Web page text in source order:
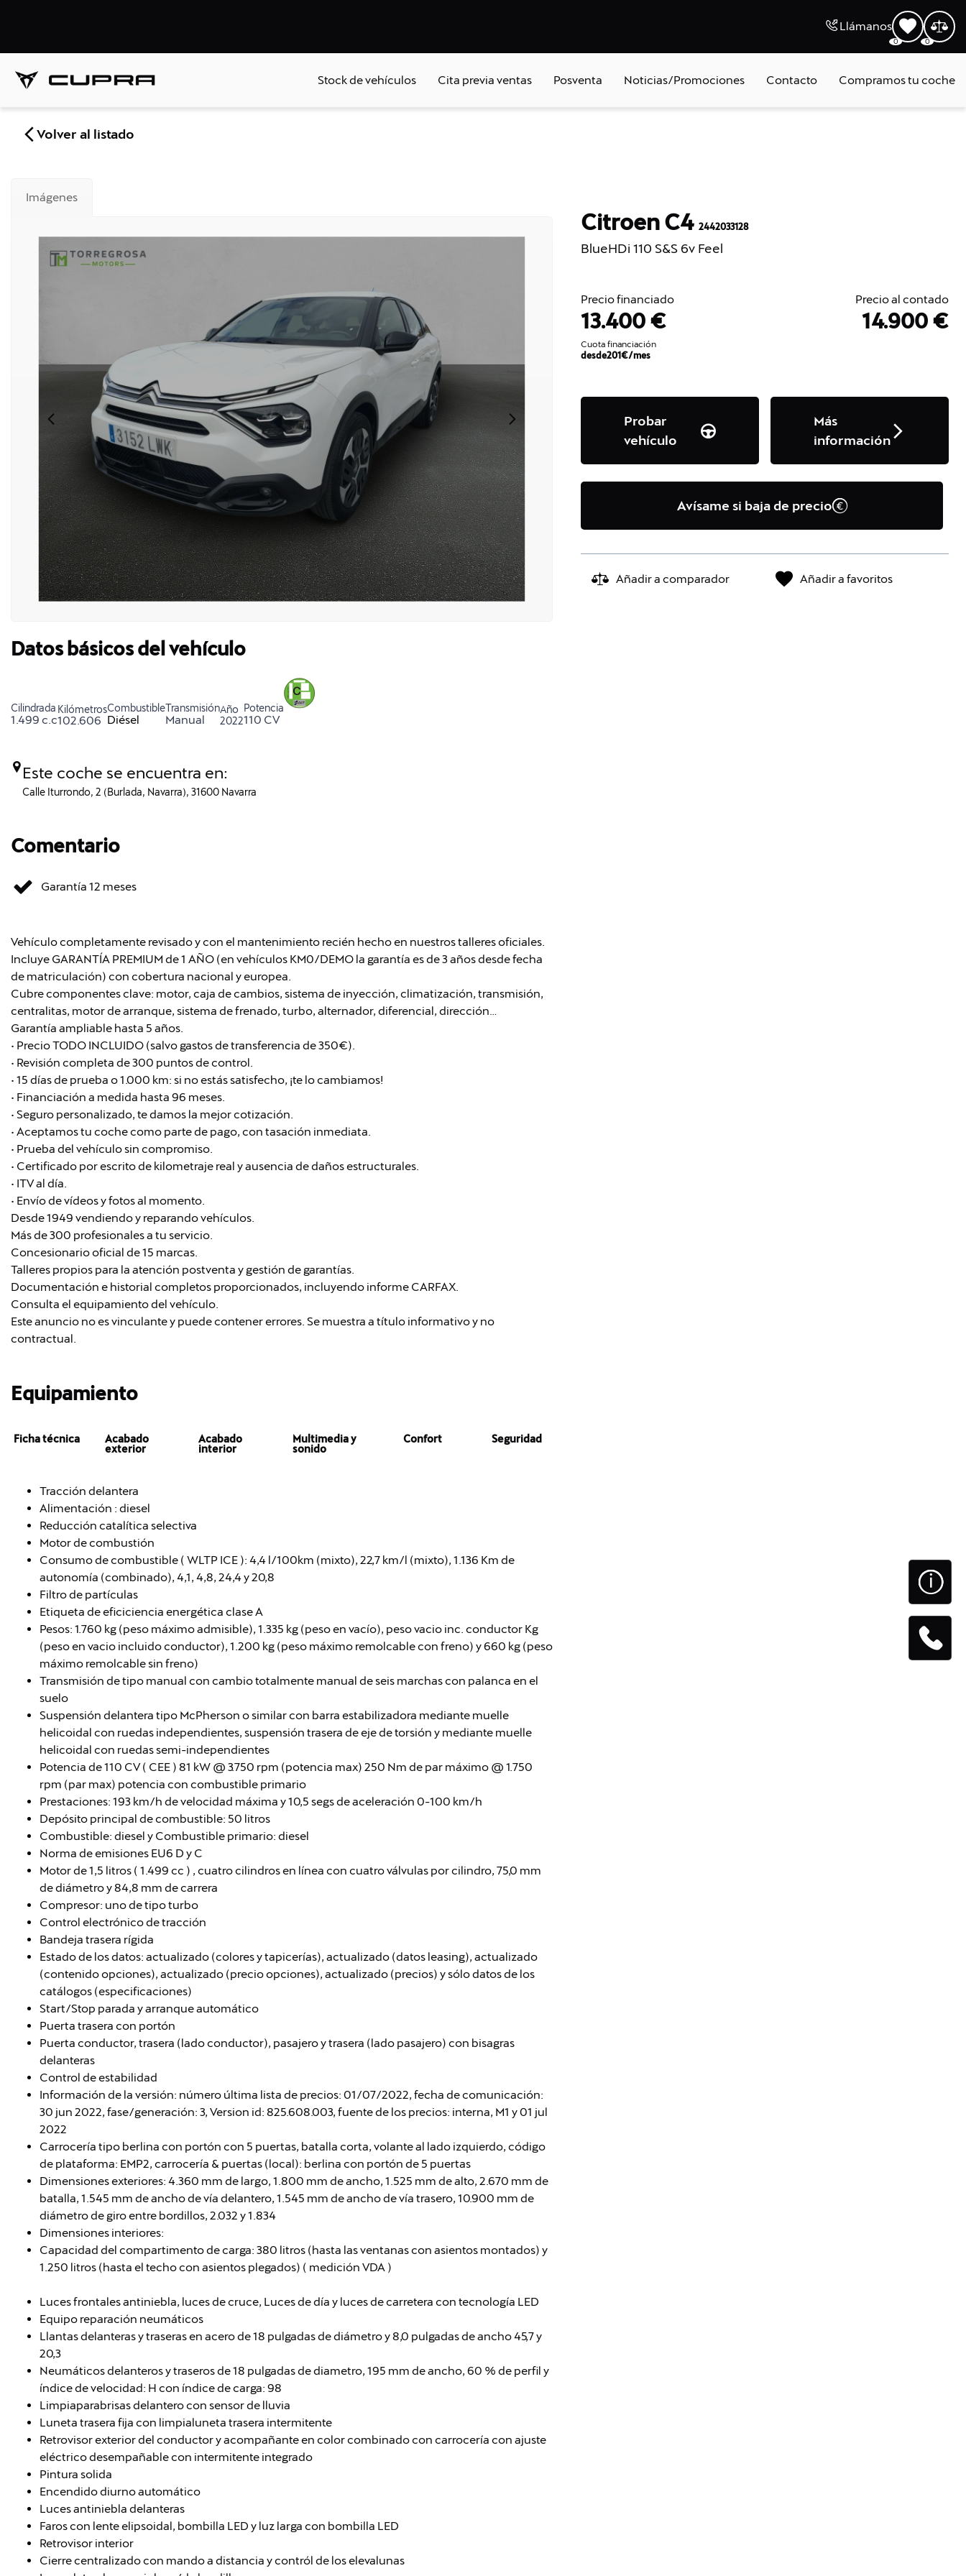
Llámanos
0 0
Stock de vehículos Cita previa ventas Posventa Noticias/Promociones Contacto Compramos tu coche
Volver al listado
Imágenes
Citroen C4 2442033128
BlueHDi 110 S&S 6v Feel
Precio financiado
13.400 €
Cuota financiación
desde201€/mes
Precio al contado
14.900 €
Probar
vehículo
Más
información
Avísame si baja de precio
Añadir a comparador Añadir a favoritos
Datos básicos del vehículo
Cilindrada
1.499 c.c
Kilómetros
102.606
Combustible
Diésel
Transmisión
Manual
Año
2022
Potencia
110 CV
Este coche se encuentra en:
Calle Iturrondo, 2 (Burlada, Navarra), 31600 Navarra
Comentario
Garantía 12 meses
Vehículo completamente revisado y con el mantenimiento recién hecho en nuestros talleres oficiales.
Incluye GARANTÍA PREMIUM de 1 AÑO (en vehículos KM0/DEMO la garantía es de 3 años desde fecha
de matriculación) con cobertura nacional y europea.
Cubre componentes clave: motor, caja de cambios, sistema de inyección, climatización, transmisión,
centralitas, motor de arranque, sistema de frenado, turbo, alternador, diferencial, dirección…
Garantía ampliable hasta 5 años.
• Precio TODO INCLUIDO (salvo gastos de transferencia de 350€).
• Revisión completa de 300 puntos de control.
• 15 días de prueba o 1.000 km: si no estás satisfecho, ¡te lo cambiamos!
• Financiación a medida hasta 96 meses.
• Seguro personalizado, te damos la mejor cotización.
• Aceptamos tu coche como parte de pago, con tasación inmediata.
• Prueba del vehículo sin compromiso.
• Certificado por escrito de kilometraje real y ausencia de daños estructurales.
• ITV al día.
• Envío de vídeos y fotos al momento.
Desde 1949 vendiendo y reparando vehículos.
Más de 300 profesionales a tu servicio.
Concesionario oficial de 15 marcas.
Talleres propios para la atención postventa y gestión de garantías.
Documentación e historial completos proporcionados, incluyendo informe CARFAX.
Consulta el equipamiento del vehículo.
Este anuncio no es vinculante y puede contener errores. Se muestra a título informativo y no
contractual.
Equipamiento
Ficha técnica
Tracción delantera
Alimentación : diesel
Reducción catalítica selectiva
Motor de combustión
Consumo de combustible ( WLTP ICE ): 4,4 l/100km (mixto), 22,7 km/l (mixto), 1.136 Km de
autonomía (combinado), 4,1, 4,8, 24,4 y 20,8
Filtro de partículas
Etiqueta de eficiciencia energética clase A
Pesos: 1.760 kg (peso máximo admisible), 1.335 kg (peso en vacío), peso vacio inc. conductor Kg
(peso en vacio incluido conductor), 1.200 kg (peso máximo remolcable con freno) y 660 kg (peso
máximo remolcable sin freno)
Transmisión de tipo manual con cambio totalmente manual de seis marchas con palanca en el
suelo
Suspensión delantera tipo McPherson o similar con barra estabilizadora mediante muelle
helicoidal con ruedas independientes, suspensión trasera de eje de torsión y mediante muelle
helicoidal con ruedas semi-independientes
Potencia de 110 CV ( CEE ) 81 kW @ 3.750 rpm (potencia max) 250 Nm de par máximo @ 1.750
rpm (par max) potencia con combustible primario
Prestaciones: 193 km/h de velocidad máxima y 10,5 segs de aceleración 0-100 km/h
Depósito principal de combustible: 50 litros
Combustible: diesel y Combustible primario: diesel
Norma de emisiones EU6 D y C
Motor de 1,5 litros ( 1.499 cc ) , cuatro cilindros en línea con cuatro válvulas por cilindro, 75,0 mm
de diámetro y 84,8 mm de carrera
Compresor: uno de tipo turbo
Control electrónico de tracción
Bandeja trasera rígida
Estado de los datos: actualizado (colores y tapicerías), actualizado (datos leasing), actualizado
(contenido opciones), actualizado (precio opciones), actualizado (precios) y sólo datos de los
catálogos (especificaciones)
Start/Stop parada y arranque automático
Puerta trasera con portón
Puerta conductor, trasera (lado conductor), pasajero y trasera (lado pasajero) con bisagras
delanteras
Control de estabilidad
Información de la versión: número última lista de precios: 01/07/2022, fecha de comunicación:
30 jun 2022, fase/generación: 3, Version id: 825.608.003, fuente de los precios: interna, M1 y 01 jul
2022
Carrocería tipo berlina con portón con 5 puertas, batalla corta, volante al lado izquierdo, código
de plataforma: EMP2, carrocería & puertas (local): berlina con portón de 5 puertas
Dimensiones exteriores: 4.360 mm de largo, 1.800 mm de ancho, 1.525 mm de alto, 2.670 mm de
batalla, 1.545 mm de ancho de vía delantero, 1.545 mm de ancho de vía trasero, 10.900 mm de
diámetro de giro entre bordillos, 2.032 y 1.834
Dimensiones interiores:
Capacidad del compartimento de carga: 380 litros (hasta las ventanas con asientos montados) y
1.250 litros (hasta el techo con asientos plegados) ( medición VDA )
Acabado
exterior
Luces frontales antiniebla, luces de cruce, Luces de día y luces de carretera con tecnología LED
Equipo reparación neumáticos
Llantas delanteras y traseras en acero de 18 pulgadas de diámetro y 8,0 pulgadas de ancho 45,7 y
20,3
Neumáticos delanteros y traseros de 18 pulgadas de diametro, 195 mm de ancho, 60 % de perfil y
índice de velocidad: H con índice de carga: 98
Limpiaparabrisas delantero con sensor de lluvia
Luneta trasera fija con limpialuneta trasera intermitente
Retrovisor exterior del conductor y acompañante en color combinado con carrocería con ajuste
eléctrico desempañable con intermitente integrado
Pintura solida
Encendido diurno automático
Luces antiniebla delanteras
Faros con lente elipsoidal, bombilla LED y luz larga con bombilla LED
Retrovisor interior
Cierre centralizado con mando a distancia y contról de los elevalunas
Acabado
interior
Multimedia y
sonido
Confort Seguridad